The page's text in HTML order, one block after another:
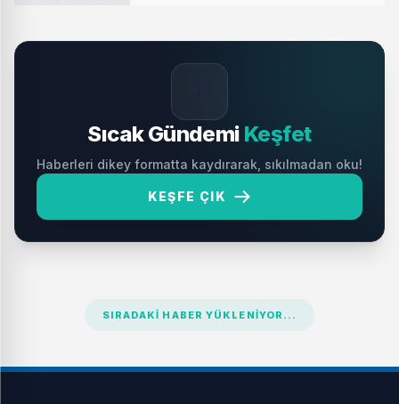
Sıcak Gündemi Keşfet
Haberleri dikey formatta kaydırarak, sıkılmadan oku!
KEŞFE ÇIK
SIRADAKI HABER YÜKLENIYOR...